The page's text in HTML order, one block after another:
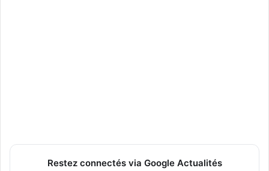
Restez connectés via Google Actualités